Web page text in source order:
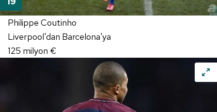
Philippe Coutinho
Liverpool'dan Barcelona'ya
125 milyon €